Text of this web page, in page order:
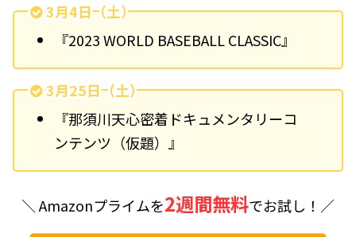
3月4日（土）
『2023 WORLD BASEBALL CLASSIC』
3月25日（土）
『那須川天心密着ドキュメンタリーコ
ンテンツ（仮題）』
＼ Amazonプライムを2週間無料でお試し！／